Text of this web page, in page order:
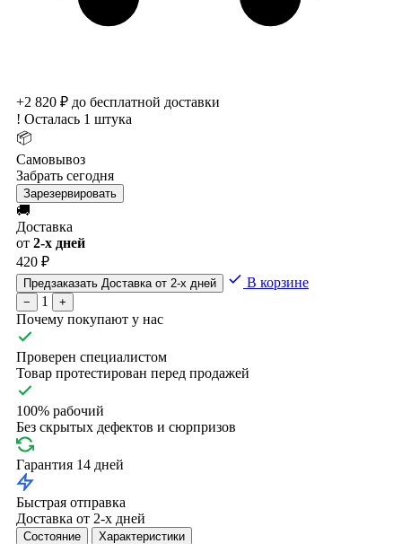
+2 820 ₽ до бесплатной доставки
! Осталась 1 штука
📦
Самовывоз
Забрать сегодня
Зарезервировать
🚚
Доставка
от 2-х дней
420 ₽
Предзаказать Доставка от 2-х дней В корзине
− 1 +
Почему покупают у нас
Проверен специалистом
Товар протестирован перед продажей
100% рабочий
Без скрытых дефектов и сюрпризов
Гарантия 14 дней
Быстрая отправка
Доставка от 2-х дней
Состояние Характеристики